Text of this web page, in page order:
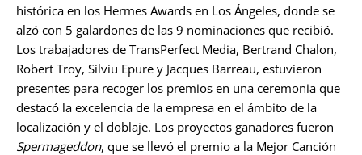
histórica en los Hermes Awards en Los Ángeles, donde se
alzó con 5 galardones de las 9 nominaciones que recibió.
Los trabajadores de TransPerfect Media, Bertrand Chalon,
Robert Troy, Silviu Epure y Jacques Barreau, estuvieron
presentes para recoger los premios en una ceremonia que
destacó la excelencia de la empresa en el ámbito de la
localización y el doblaje. Los proyectos ganadores fueron
Spermageddon, que se llevó el premio a la Mejor Canción